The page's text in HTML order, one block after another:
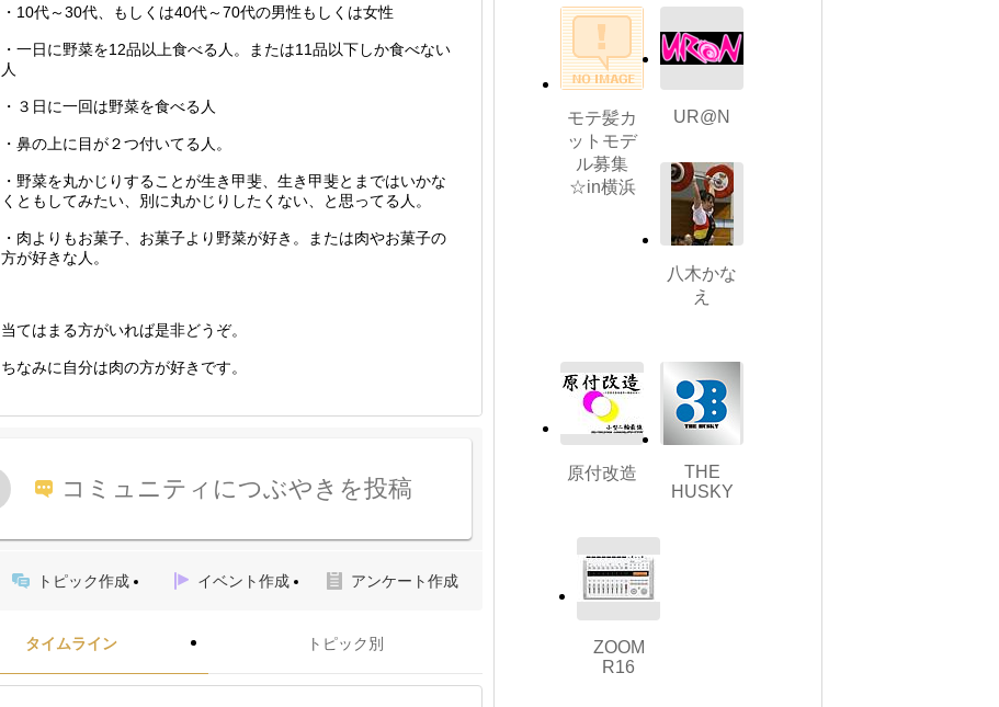
・10代～30代、もしくは40代～70代の男性もしくは女性
・一日に野菜を12品以上食べる人。または11品以下しか食べない
人
・３日に一回は野菜を食べる人
・鼻の上に目が２つ付いてる人。
・野菜を丸かじりすることが生き甲斐、生き甲斐とまではいかな
くともしてみたい、別に丸かじりしたくない、と思ってる人。
・肉よりもお菓子、お菓子より野菜が好き。または肉やお菓子の
方が好きな人。
当てはまる方がいれば是非どうぞ。
ちなみに自分は肉の方が好きです。
コミュニティにつぶやきを投稿
トピック作成 イベント作成 アンケート作成
タイムライン トピック別
モテ髪カ
ットモデ
ル募集
☆in横浜
UR@N
八木かな
え
原付改造
THE
HUSKY
ZOOM
R16